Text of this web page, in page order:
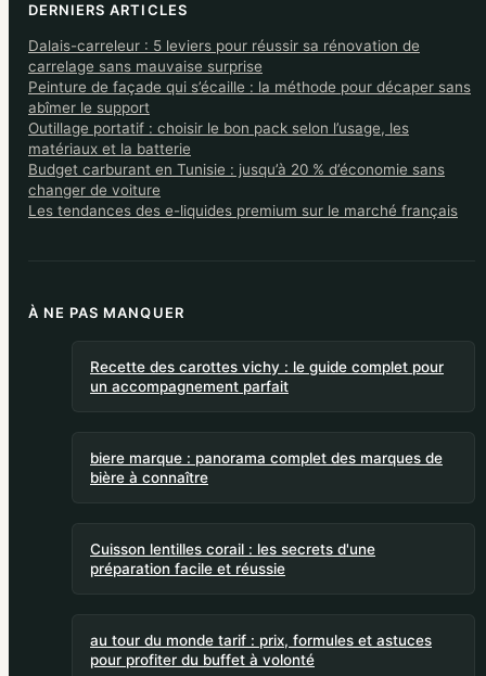
DERNIERS ARTICLES
Dalais-carreleur : 5 leviers pour réussir sa rénovation de
carrelage sans mauvaise surprise
Peinture de façade qui s’écaille : la méthode pour décaper sans
abîmer le support
Outillage portatif : choisir le bon pack selon l’usage, les
matériaux et la batterie
Budget carburant en Tunisie : jusqu’à 20 % d’économie sans
changer de voiture
Les tendances des e-liquides premium sur le marché français
À NE PAS MANQUER
Recette des carottes vichy : le guide complet pour
un accompagnement parfait
biere marque : panorama complet des marques de
bière à connaître
Cuisson lentilles corail : les secrets d'une
préparation facile et réussie
au tour du monde tarif : prix, formules et astuces
pour profiter du buffet à volonté